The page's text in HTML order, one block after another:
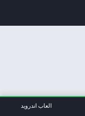
العاب اندرويد